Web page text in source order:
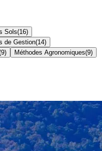
Sols(16)
de Gestion(14)
9) Méthodes Agronomiques(9)